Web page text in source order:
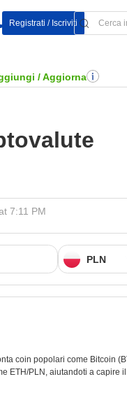
Registrati / Iscriviti
/ Aggiorna
7:11 PM
coin popolari come Bitcoin
ETH/PLN, aiutandoti a capire